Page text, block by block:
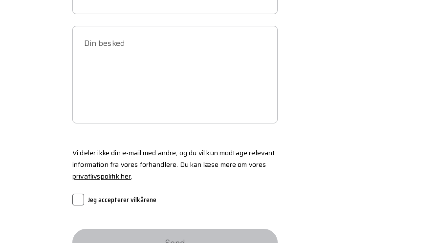
Din besked
Vi deler ikke din e-mail med andre, og du vil kun modtage relevant
information fra vores forhandlere. Du kan læse mere om vores
privatlivspolitik her.
Jeg accepterer vilkårene